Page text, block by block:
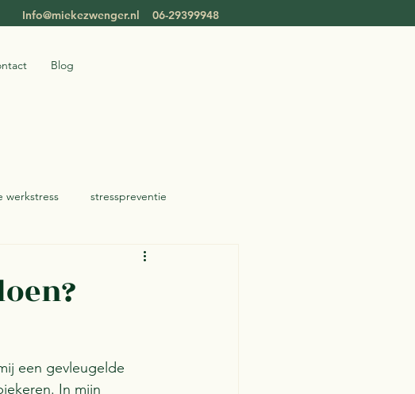
Info@miekezwenger.nl 06-29399948
Blog
werkstress stresspreventie
een gevleugelde
In mijn